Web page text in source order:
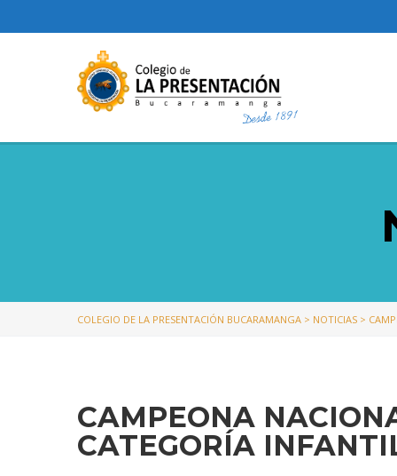
COLEGIO DE LA PRESENTACIÓN BUCARAMANGA > NOTICIAS >
CAMPEONA
CATEGORÍA